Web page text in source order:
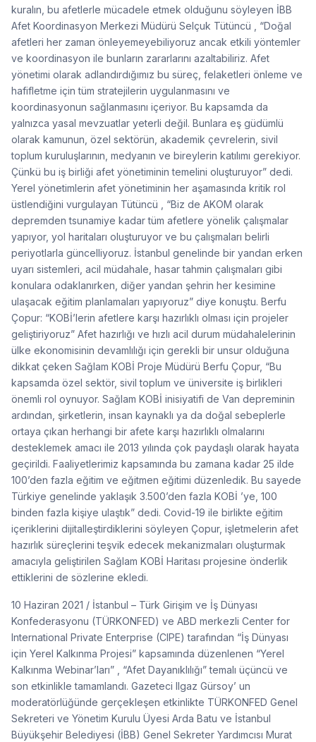
kuralın, bu afetlerle mücadele etmek olduğunu söyleyen İBB
Afet Koordinasyon Merkezi Müdürü Selçuk Tütüncü , “Doğal
afetleri her zaman önleyemeyebiliyoruz ancak etkili yöntemler
ve koordinasyon ile bunların zararlarını azaltabiliriz. Afet
yönetimi olarak adlandırdığımız bu süreç, felaketleri önleme ve
hafifletme için tüm stratejilerin uygulanmasını ve
koordinasyonun sağlanmasını içeriyor. Bu kapsamda da
yalnızca yasal mevzuatlar yeterli değil. Bunlara eş güdümlü
olarak kamunun, özel sektörün, akademik çevrelerin, sivil
toplum kuruluşlarının, medyanın ve bireylerin katılımı gerekiyor.
Çünkü bu iş birliği afet yönetiminin temelini oluşturuyor” dedi.
Yerel yönetimlerin afet yönetiminin her aşamasında kritik rol
üstlendiğini vurgulayan Tütüncü , “Biz de AKOM olarak
depremden tsunamiye kadar tüm afetlere yönelik çalışmalar
yapıyor, yol haritaları oluşturuyor ve bu çalışmaları belirli
periyotlarla güncelliyoruz. İstanbul genelinde bir yandan erken
uyarı sistemleri, acil müdahale, hasar tahmin çalışmaları gibi
konulara odaklanırken, diğer yandan şehrin her kesimine
ulaşacak eğitim planlamaları yapıyoruz” diye konuştu. Berfu
Çopur: “KOBİ’lerin afetlere karşı hazırlıklı olması için projeler
geliştiriyoruz” Afet hazırlığı ve hızlı acil durum müdahalelerinin
ülke ekonomisinin devamlılığı için gerekli bir unsur olduğuna
dikkat çeken Sağlam KOBİ Proje Müdürü Berfu Çopur, “Bu
kapsamda özel sektör, sivil toplum ve üniversite iş birlikleri
önemli rol oynuyor. Sağlam KOBİ inisiyatifi de Van depreminin
ardından, şirketlerin, insan kaynaklı ya da doğal sebeplerle
ortaya çıkan herhangi bir afete karşı hazırlıklı olmalarını
desteklemek amacı ile 2013 yılında çok paydaşlı olarak hayata
geçirildi. Faaliyetlerimiz kapsamında bu zamana kadar 25 ilde
100’den fazla eğitim ve eğitmen eğitimi düzenledik. Bu sayede
Türkiye genelinde yaklaşık 3.500’den fazla KOBİ ’ye, 100
binden fazla kişiye ulaştık” dedi. Covid-19 ile birlikte eğitim
içeriklerini dijitalleştirdiklerini söyleyen Çopur, işletmelerin afet
hazırlık süreçlerini teşvik edecek mekanizmaları oluşturmak
amacıyla geliştirilen Sağlam KOBİ Haritası projesine önderlik
ettiklerini de sözlerine ekledi.
10 Haziran 2021 / İstanbul – Türk Girişim ve İş Dünyası
Konfederasyonu (TÜRKONFED) ve ABD merkezli Center for
International Private Enterprise (CIPE) tarafından “İş Dünyası
için Yerel Kalkınma Projesi” kapsamında düzenlenen “Yerel
Kalkınma Webinar’ları” , “Afet Dayanıklılığı” temalı üçüncü ve
son etkinlikle tamamlandı. Gazeteci Ilgaz Gürsoy’ un
moderatörlüğünde gerçekleşen etkinlikte TÜRKONFED Genel
Sekreteri ve Yönetim Kurulu Üyesi Arda Batu ve İstanbul
Büyükşehir Belediyesi (İBB) Genel Sekreter Yardımcısı Murat